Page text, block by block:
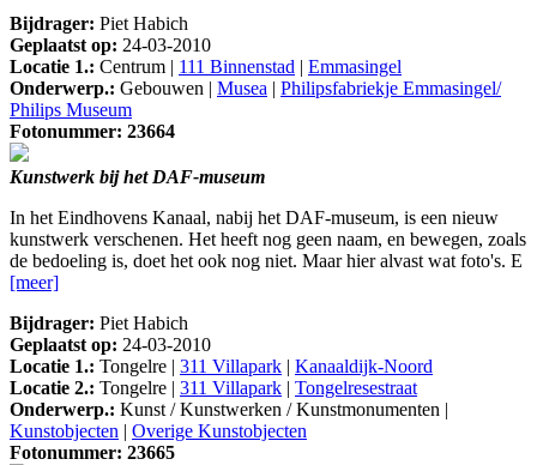
Bijdrager: Piet Habich
Geplaatst op: 24-03-2010
Locatie 1.: Centrum | 111 Binnenstad | Emmasingel
Onderwerp.: Gebouwen | Musea | Philipsfabriekje Emmasingel/
Philips Museum
Fotonummer: 23664
Kunstwerk bij het DAF-museum
In het Eindhovens Kanaal, nabij het DAF-museum, is een nieuw
kunstwerk verschenen. Het heeft nog geen naam, en bewegen, zoals
de bedoeling is, doet het ook nog niet. Maar hier alvast wat foto's. E
[meer]
Bijdrager: Piet Habich
Geplaatst op: 24-03-2010
Locatie 1.: Tongelre | 311 Villapark | Kanaaldijk-Noord
Locatie 2.: Tongelre | 311 Villapark | Tongelresestraat
Onderwerp.: Kunst / Kunstwerken / Kunstmonumenten |
Kunstobjecten | Overige Kunstobjecten
Fotonummer: 23665